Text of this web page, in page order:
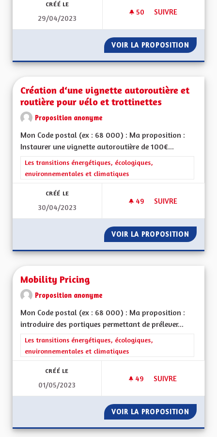
CRÉÉ LE
29/04/2023
50 50 ABONNÉS
SUIVRE
VOIR LA PROPOSITION
Création d‘une vignette autoroutière et
routière pour vélo et trottinettes
Proposition anonyme
Mon Code postal (ex : 68 000) : Ma proposition :
Instaurer une vignette autoroutière de 100€...
Filtrer les résultats de la catégorie : Les transitions
Les transitions énergétiques, écologiques,
environnementales et climatiques
CRÉÉ LE
30/04/2023
49 49 ABONNÉS
SUIVRE
VOIR LA PROPOSITION
Mobility Pricing
Proposition anonyme
Mon Code postal (ex : 68 000) : Ma proposition :
introduire des portiques permettant de prélever...
Filtrer les résultats de la catégorie : Les transitions
Les transitions énergétiques, écologiques,
environnementales et climatiques
CRÉÉ LE
01/05/2023
49 49 ABONNÉS
SUIVRE
VOIR LA PROPOSITION